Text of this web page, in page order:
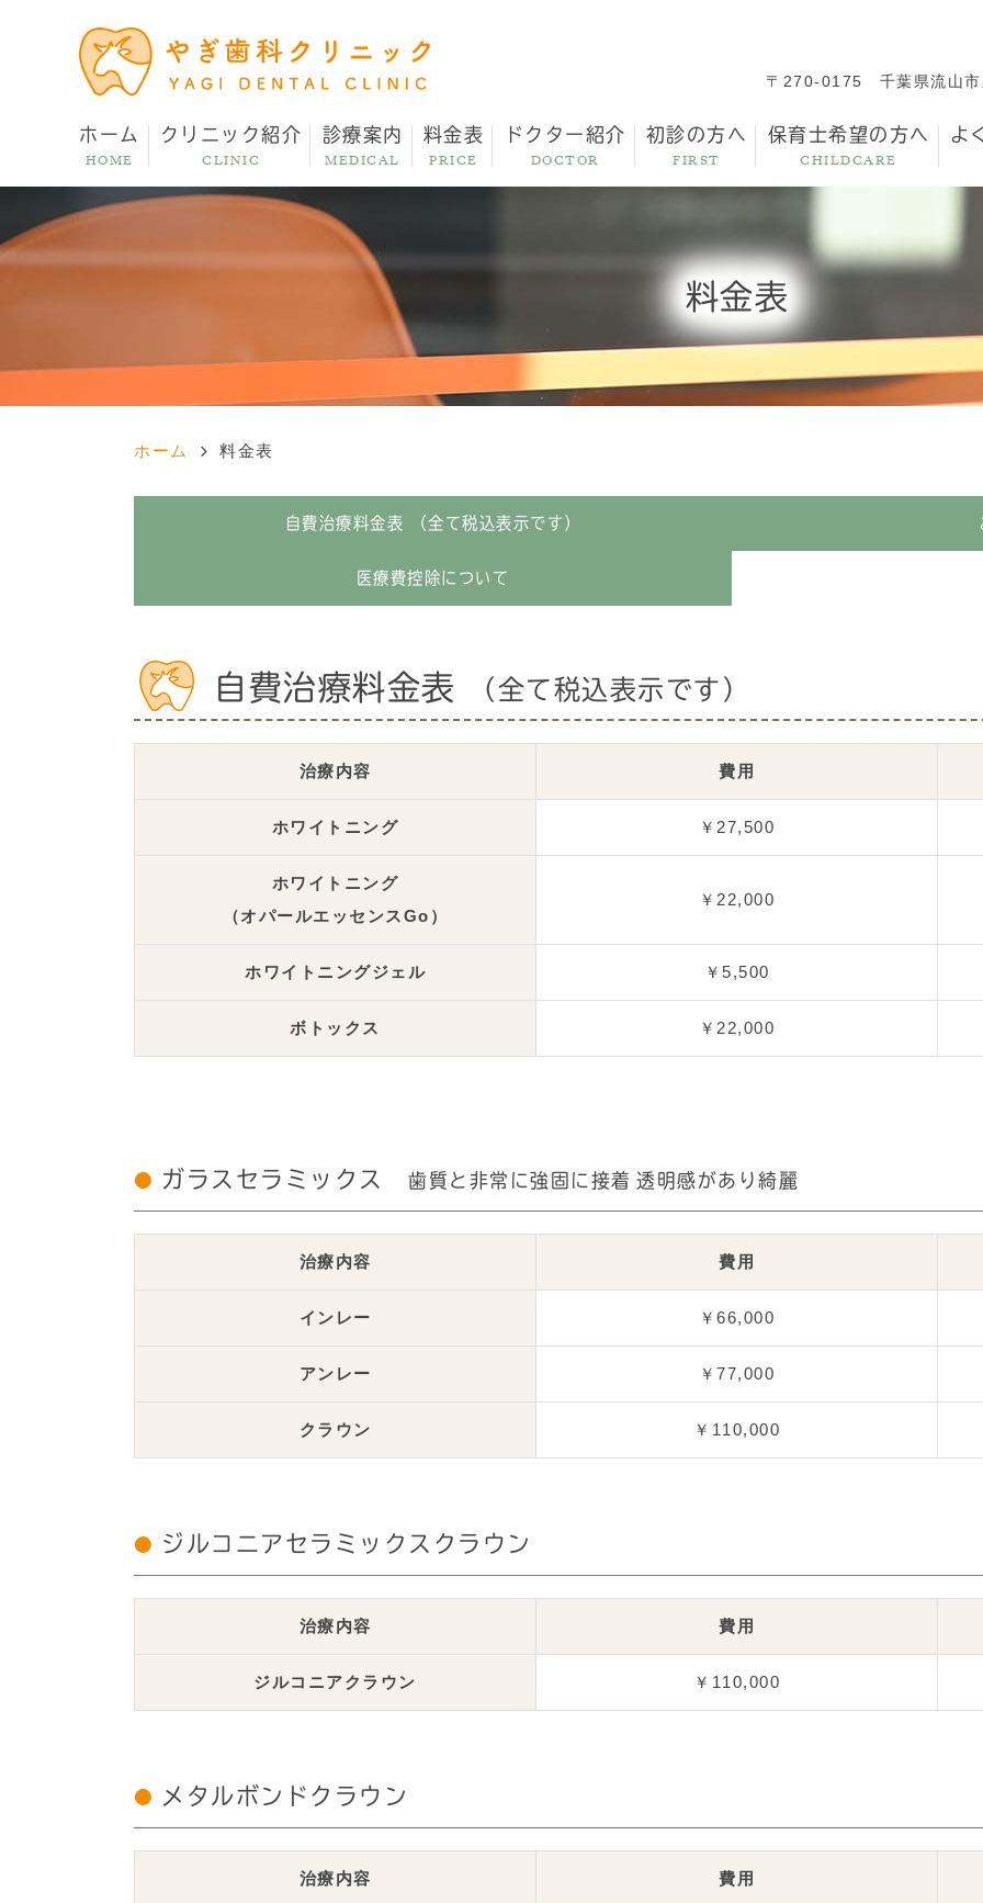
〒270-0175 千葉県流山
ホーム
HOME
クリニック紹介
CLINIC
診療案内
MEDICAL
料金表
PRICE
ドクター紹介
DOCTOR
初診の方へ
FIRST
保育士希望の方へ
CHILDCARE
よ
料金表
ホーム 料金表
自費治療料金表 （全て税込表示です）
医療費控除について
自費治療料金表 （全て税込表示です）
治療内容 費用
ホワイトニング ￥27,500
ホワイトニング
（オパールエッセンスGo）
￥22,000
ホワイトニングジェル ￥5,500
ボトックス ￥22,000
ガラスセラミックス 歯質と非常に強固に接着 透明感があり綺麗
治療内容 費用
インレー ￥66,000
アンレー ￥77,000
クラウン ￥110,000
ジルコニアセラミックスクラウン
治療内容 費用
ジルコニアクラウン ￥110,000
メタルボンドクラウン
治療内容 費用